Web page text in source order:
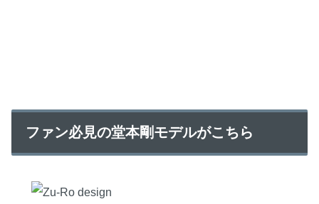
ファン必見の堂本剛モデルがこちら